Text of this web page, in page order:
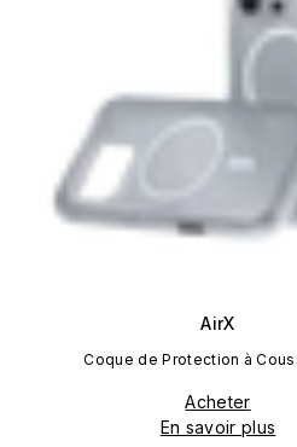
AirX
Coque de Protection à
Acheter
En savoir plus